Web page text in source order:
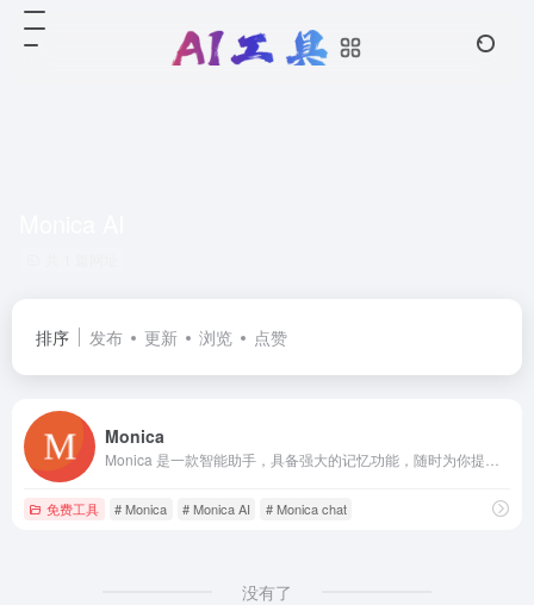
排序 发布 更新 浏览 点赞
Monica
免费工具 # Monica # Monica AI # Monica chat
没有了